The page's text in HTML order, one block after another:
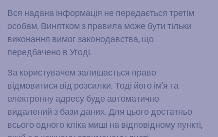
Вся надана інформація не передається третім
особам. Винятком з правила може бути тільки
виконання вимог законодавства, що
передбачено в Угоді.
За користувачем залишається право
відмовитися від розсилки. Тоді його ім’я та
електронну адресу буде автоматично
видалений з бази даних. Для цього достатньо
всього одного кліка миші на відповідному пункті,